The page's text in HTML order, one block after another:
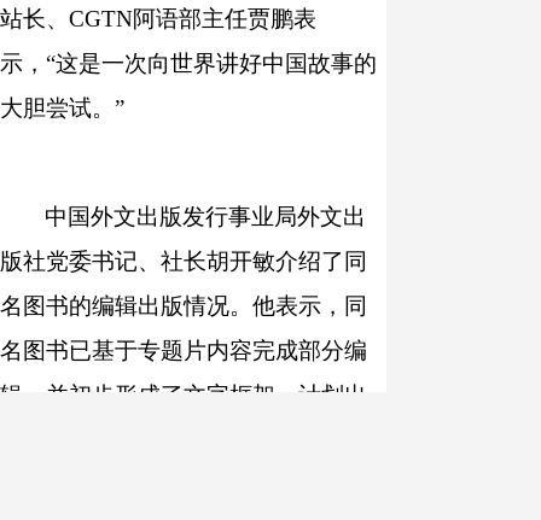
站长、CGTN阿语部主任贾鹏表
示，“这是一次向世界讲好中国故事的
大胆尝试。”
中国外文出版发行事业局外文出
版社党委书记、社长胡开敏介绍了同
名图书的编辑出版情况。他表示，同
名图书已基于专题片内容完成部分编
辑，并初步形成了文字框架，计划出